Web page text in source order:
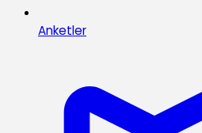
Anketler